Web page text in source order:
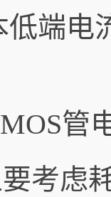
低端电
管
考虑